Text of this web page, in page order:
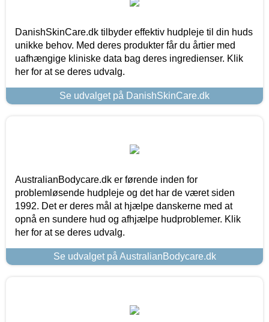
DanishSkinCare.dk tilbyder effektiv hudpleje til din huds
unikke behov. Med deres produkter får du årtier med
uafhængige kliniske data bag deres ingredienser. Klik
her for at se deres udvalg.
Se udvalget på DanishSkinCare.dk
AustralianBodycare.dk er førende inden for
problemløsende hudpleje og det har de været siden
1992. Det er deres mål at hjælpe danskerne med at
opnå en sundere hud og afhjælpe hudproblemer. Klik
her for at se deres udvalg.
Se udvalget på AustralianBodycare.dk